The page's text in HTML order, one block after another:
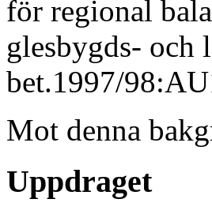
för regional
glesbygds- och
bet.1997/
Mot denna
Uppdraget